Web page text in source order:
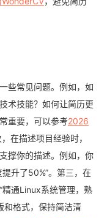
些常见问题。例如，如
术技能？如何让简历更
重要，可以参考2026
在描述项目经验时，
撑你的描述。例如，你
升了50%”。第三，在
精通Linux系统管理，熟
和格式，保持简洁清